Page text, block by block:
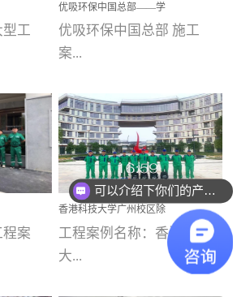
在广州番禺区成功建立产
品线生产基地，工厂拥有
自动化生产设备和成熟的
选择源头源材料、严控产
品质量，我们每一批的生
产产品都经过严格的质检
程序；生产车间为优吸总
部和全国分支机构生产光
触媒、净醛王、祛味剂等
优吸系列产品，保质保量
完成生产任务，确保全国
型工
】室
安居
乐寓
城...
优吸环保中国总部——学
校施工案例(节选)
优吸环保中国总部 施工
案...
例(学校工装节选)广州南沙
小学(珠江湾校区)项目地
址：广州市南沙区海滨路
南沙珠江湾江门市蓬江区
禾...
程案
香港科技大学广州校区除
甲醛项目圆满完成
工程案例名称：香港科技
大...
可以介绍下你们的产品么